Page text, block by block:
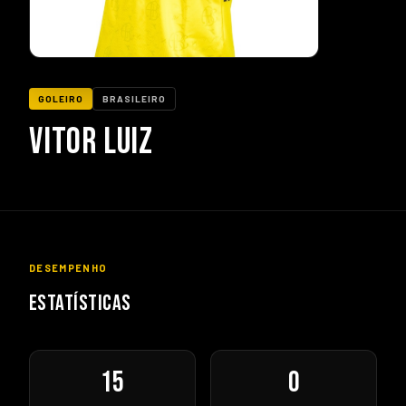
GOLEIRO BRASILEIRO
VITOR LUIZ
DESEMPENHO
ESTATÍSTICAS
15 0